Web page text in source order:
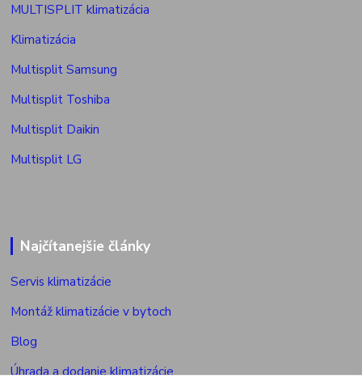
MULTISPLIT klimatizácia
Klimatizácia
Multisplit Samsung
Multisplit Toshiba
Multisplit Daikin
Multisplit LG
Najčítanejšie články
Servis klimatizácie
Montáž klimatizácie v bytoch
Blog
Úhrada a dodanie klimatizácie